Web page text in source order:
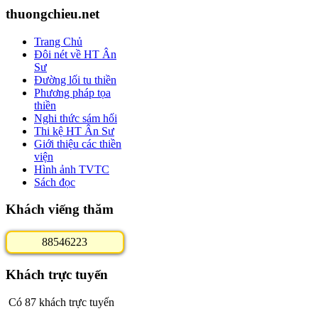
thuongchieu.net
Trang Chủ
Đôi nét về HT Ân
Sư
Đường lối tu thiền
Phương pháp tọa
thiền
Nghi thức sám hối
Thi kệ HT Ân Sư
Giới thiệu các thiền
viện
Hình ảnh TVTC
Sách đọc
Khách viếng thăm
88546223
Khách trực tuyến
Có 87 khách trực tuyến